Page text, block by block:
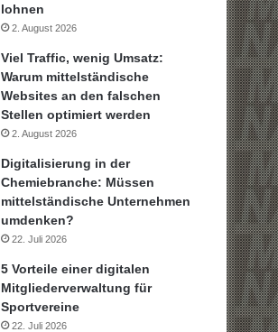
lohnen
2. August 2026
Viel Traffic, wenig Umsatz:
Warum mittelständische
Websites an den falschen
Stellen optimiert werden
2. August 2026
Digitalisierung in der
Chemiebranche: Müssen
mittelständische Unternehmen
umdenken?
22. Juli 2026
5 Vorteile einer digitalen
Mitgliederverwaltung für
Sportvereine
22. Juli 2026